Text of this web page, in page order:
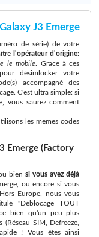
J3 Emerge
de série) de votre
l'opérateur d'origine:
le mobile . Grace à ces
désimlocker votre
accompagné des
C'est ultra simple: si
vous saurez comment
les memes codes
Emerge (Factory
bien si vous avez déjà
ou encore si vous
Europe, nous vous
"Déblocage TOUT
bien qu'un peu plus
SIM, Defreeze,
! Vous êtes ainsi